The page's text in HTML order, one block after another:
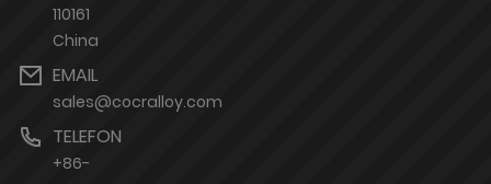
110161
China
EMAIL
sales@cocralloy.com
TELEFON
+86-